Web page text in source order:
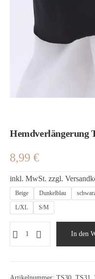
Hemdverlängerung
8,99 €
inkl. MwSt. zzgl.
Beige Dunkelblau
L/XL S/M
In den